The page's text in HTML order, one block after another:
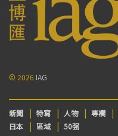
© 2026 IAG
新聞 特寫 人物 專欄
日本
區域 50强